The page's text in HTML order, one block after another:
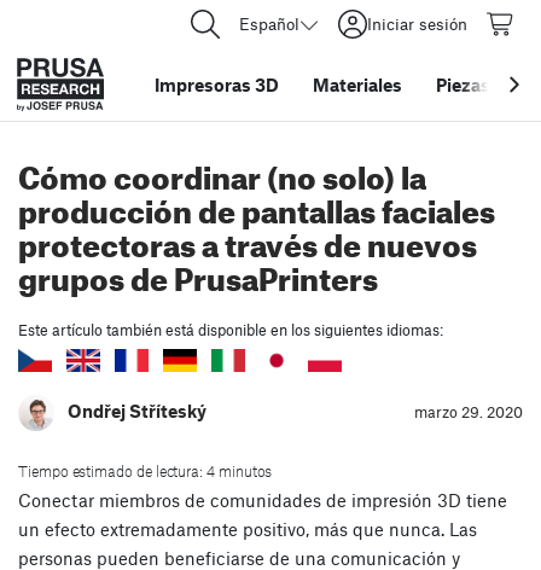
Español Iniciar sesión
Impresoras 3D Materiales Piezas y
Cómo coordinar (no solo) la
producción de pantallas faciales
protectoras a través de nuevos
grupos de PrusaPrinters
Este artículo también está disponible en los siguientes idiomas:
Ondřej Stříteský marzo 29. 2020
Tiempo estimado de lectura: 4 minutos
Conectar miembros de comunidades de impresión 3D tiene
un efecto extremadamente positivo, más que nunca. Las
personas pueden beneficiarse de una comunicación y